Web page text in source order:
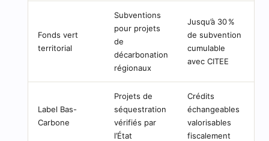
Fonds vert
territorial
Subventions
pour projets
de
décarbonation
régionaux
Jusqu’à 30 %
de subvention
cumulable
avec CITEE
Label Bas-
Carbone
Projets de
séquestration
vérifiés par
l’État
Crédits
échangeables
valorisables
fiscalement